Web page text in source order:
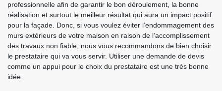
professionnelle afin de garantir le bon déroulement, la bonne
réalisation et surtout le meilleur résultat qui aura un impact positif
pour la façade. Donc, si vous voulez éviter l’endommagement des
murs extérieurs de votre maison en raison de l’accomplissement
des travaux non fiable, nous vous recommandons de bien choisir
le prestataire qui va vous servir. Utiliser une demande de devis
comme un appui pour le choix du prestataire est une très bonne
idée.